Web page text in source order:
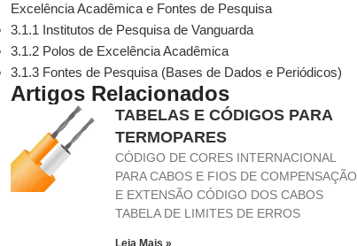
Excelência Acadêmica e Fontes de Pesquisa
3.1.1 Institutos de Pesquisa de Vanguarda
3.1.2 Polos de Excelência Acadêmica
3.1.3 Fontes de Pesquisa (Bases de Dados e Periódicos)
Artigos Relacionados
TABELAS E CÓDIGOS PARA
TERMOPARES
CÓDIGO DE CORES INTERNACIONAL
PARA CABOS E FIOS DE COMPENSAÇÃO
E EXTENSÃO CÓDIGO DOS CABOS
TABELA DE LIMITES DE ERROS
Leia Mais »